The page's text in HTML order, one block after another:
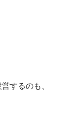
するのも、